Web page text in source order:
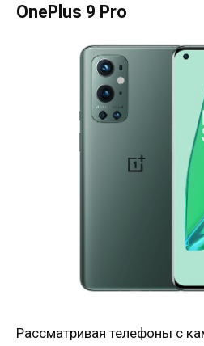
OnePlus 9 Pro
Рассматривая телефоны с